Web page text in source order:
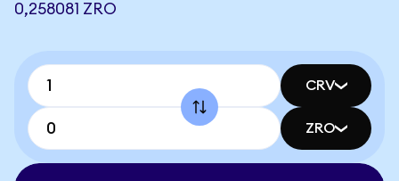
0,258081 ZRO
CRV
ZRO